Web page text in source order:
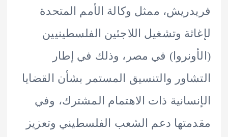
ممثل وكالة الأمم المتحدة
وتشغيل اللاجئين الفلسطينيين
في مصر، وذلك في إطار
والتنسيق المستمر بشأن القضايا
ذات الاهتمام المشترك، وفي
دعم الشعب الفلسطيني وتعزيز